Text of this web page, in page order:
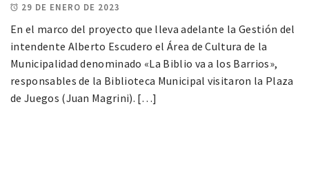
29 DE ENERO DE 2023
En el marco del proyecto que lleva adelante la Gestión del
intendente Alberto Escudero el Área de Cultura de la
Municipalidad denominado «La Biblio va a los Barrios»,
responsables de la Biblioteca Municipal visitaron la Plaza
de Juegos (Juan Magrini). […]